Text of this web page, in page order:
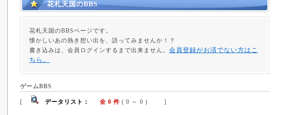
花札天国のBBS
花札天国のBBSページです。
懐かしいあの熱き想い出を、語ってみませんか！？
書き込みは、会員ログインするまで出来ません。 会員登録がお済でない方はこ
ちら。
ゲームBBS
[ データリスト： 全 0 件 ( 0 ～ 0 ) ]